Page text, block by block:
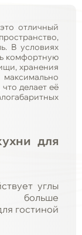
отличный
В условиях
комфортную
хранения
максимально
делает её
для
углы
больше
гостиной